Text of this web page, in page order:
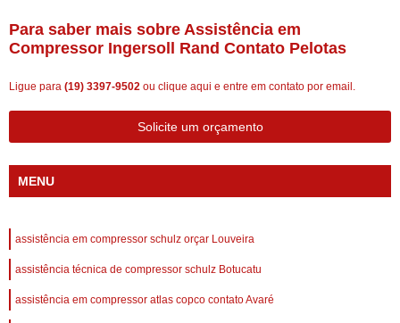
Para saber mais sobre Assistência em
Compressor Ingersoll Rand Contato Pelotas
Ligue para (19) 3397-9502 ou clique aqui e entre em contato por email.
Solicite um orçamento
MENU
assistência em compressor schulz orçar Louveira
assistência técnica de compressor schulz Botucatu
assistência em compressor atlas copco contato Avaré